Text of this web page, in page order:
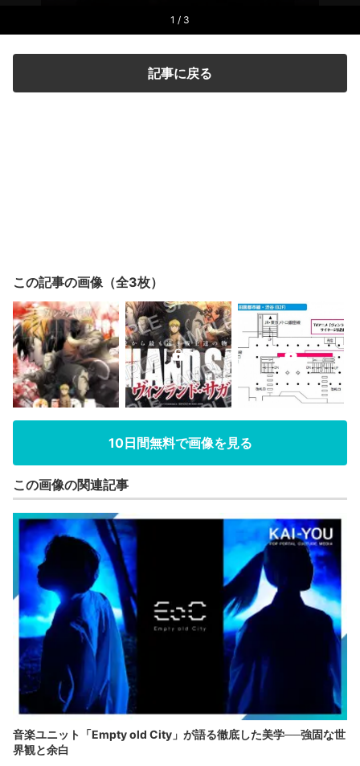
1 / 3
記事に戻る
この記事の画像（全3枚）
10日間無料で画像を見る
この画像の関連記事
音楽ユニット「Empty old City」が語る徹底した美学──強固な世
界観と余白